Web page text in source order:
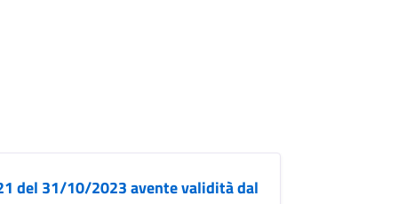
del 31/10/2023 avente validità dal